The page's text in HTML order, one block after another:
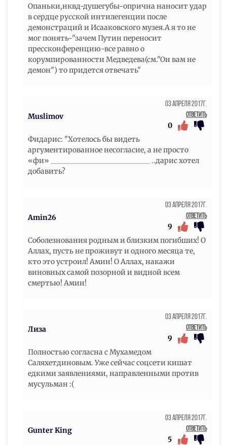
Опаньки,нквд-душегубы-опрична наносит удар
в сердце русской интилегенции после
демонстраций и Исааковского музея.А я то не
мог понять-"зачем Путин переносит
прессконференцию-все равно о
корумпированности Медведева(см."Он вам не
демон") то придется отвечать"
Muslimov
03 Апреля 2017г.
Ответить
0
Фидарис: "Хотелось бы видеть
аргументированное несогласие, а не просто
«фи» ____________________________ ..дарис хотел
добавить?
Amin26
03 Апреля 2017г.
Ответить
9
Соболезнования родным и близким погибших! О
Аллах, пусть не проживут и одного месяца те,
кто это устроил! Амин! О Аллах, накажи
виновных самой позорной и видной всем
смертью! Амин!
Лиза
03 Апреля 2017г.
Ответить
9
Полностью согласна с Мухамедом
Саляхетдиновым. Уже сейчас соцсети кишат
едкими заявлениями, направленными против
мусульман :(
Gunter King
03 Апреля 2017г.
Ответить
5